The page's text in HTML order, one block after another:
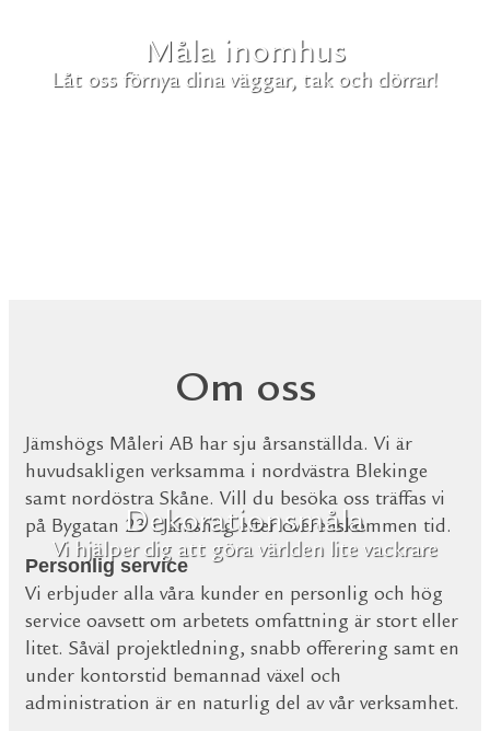
Måla inomhus
Låt oss förnya dina väggar, tak och dörrar!
Dekorationsmåla
Vi hjälper dig att göra världen lite vackrare
Om oss
Jämshögs Måleri AB har sju årsanställda. Vi är
huvudsakligen verksamma i nordvästra Blekinge
samt nordöstra Skåne. Vill du besöka oss träffas vi
på Bygatan 23 i Jämshög efter överenskommen tid.
Personlig service
Vi erbjuder alla våra kunder en personlig och hög
service oavsett om arbetets omfattning är stort eller
litet. Såväl projektledning, snabb offerering samt en
under kontorstid bemannad växel och
administration är en naturlig del av vår verksamhet.